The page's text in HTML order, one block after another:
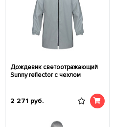
Дождевик светоотражающий
Sunny reflector с чехлом
2 271 руб.